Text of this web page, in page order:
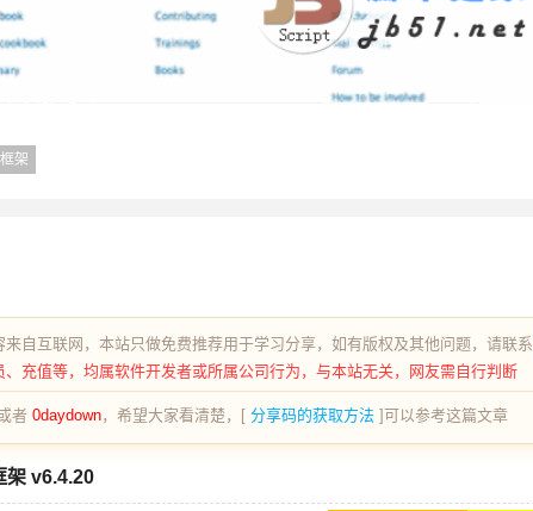
架
自互联网，本站只做免费推荐用于学习分享，如有版权及其他问题，请联系
充值等，均属软件开发者或所属公司行为，与本站无关，网友需自行判断
者 0daydown，希望大家看清楚，[ 分享码的获取方法 ]可以参考这篇文章
v6.4.20